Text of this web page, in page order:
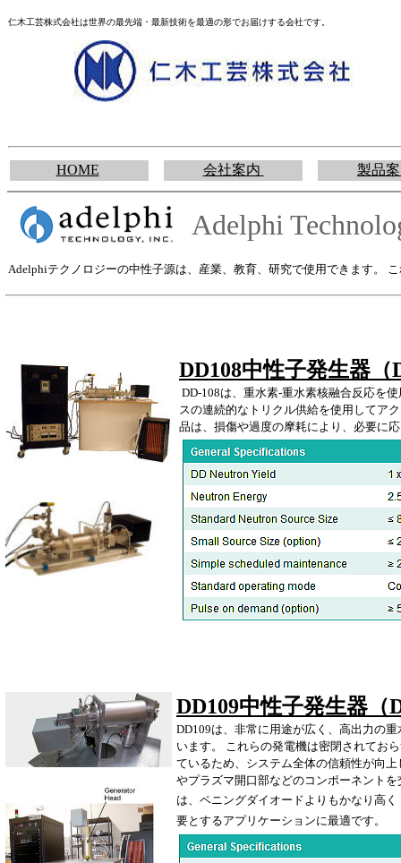
仁木工芸株式会社は世界の最先端・最新技術を最適の形でお届けする会社です。
HOME 会社案内 製品
Adelphi
Adelphiテクノロジーの中性子源は、産業、教育、研究で使用できます。
DD108中性子発生器（
DD-108は、重水素-重水素核融合反応を
スの連続的なトリクル供給を使用してア
品は、損傷や過度の摩耗により、必要に
DD109中性子発生器（
DD109は、非常に用途が広く、高出力の
います。 これらの発電機は密閉されてお
ているため、システム全体の信頼性が向
やプラズマ開口部などのコンポーネント
は、ペニングダイオードよりもかなり高く
要とするアプリケーションに最適です。